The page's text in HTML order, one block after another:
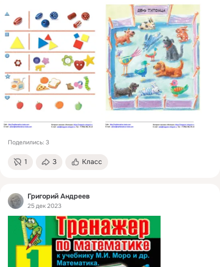
Поделились: 3
1 3 Класс
Григорий Андреев
25 дек 2023